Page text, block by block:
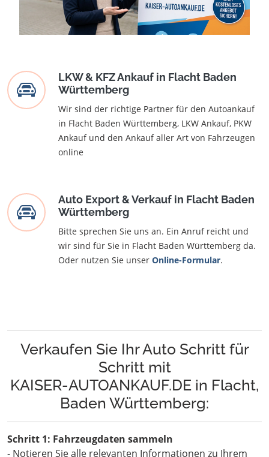
LKW & KFZ Ankauf in Flacht Baden
Württemberg
Wir sind der richtige Partner für den Autoankauf
in Flacht Baden Württemberg, LKW Ankauf, PKW
Ankauf und den Ankauf aller Art von Fahrzeugen
online
Auto Export & Verkauf in Flacht Baden
Württemberg
Bitte sprechen Sie uns an. Ein Anruf reicht und
wir sind für Sie in Flacht Baden Württemberg da.
Oder nutzen Sie unser Online-Formular.
Verkaufen Sie Ihr Auto Schritt für
Schritt mit
KAISER-AUTOANKAUF.DE in Flacht,
Baden Württemberg:
Schritt 1: Fahrzeugdaten sammeln
- Notieren Sie alle relevanten Informationen zu Ihrem